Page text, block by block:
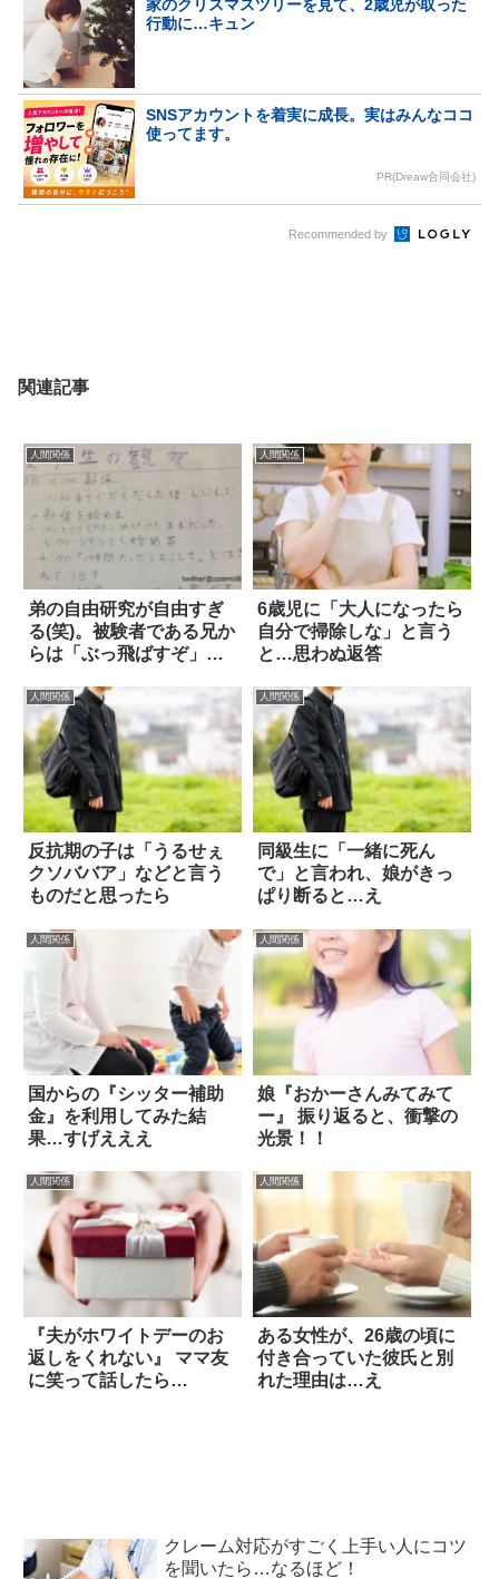
家のクリスマスツリーを見て、2歳児が取った
行動に…キュン
SNSアカウントを着実に成長。実はみんなココ
使ってます。
PR(Dreaw合同会社)
Recommended by
関連記事
人間関係
弟の自由研究が自由すぎ
る(笑)。被験者である兄か
らは「ぶっ飛ばすぞ」の
人間関係
6歳児に「大人になったら
自分で掃除しな」と言う
と…思わぬ返答
人間関係
反抗期の子は「うるせぇ
クソババア」などと言う
ものだと思ったら
人間関係
同級生に「一緒に死ん
で」と言われ、娘がきっ
ぱり断ると…え
人間関係
国からの『シッター補助
金』を利用してみた結
果…すげえええ
人間関係
娘『おかーさんみてみて
ー』 振り返ると、衝撃の
光景！！
人間関係
『夫がホワイトデーのお
返しをくれない』 ママ友
に笑って話したら…
人間関係
ある女性が、26歳の頃に
付き合っていた彼氏と別
れた理由は…え
クレーム対応がすごく上手い人にコツ
を聞いたら…なるほど！